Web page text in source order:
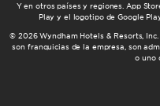
Y en otros países y regiones. App
Play y el logotipo de Google
© 2026 Wyndham Hotels & Resorts,
son franquicias de la empresa, son
o uno